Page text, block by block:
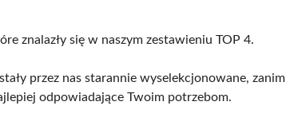
znalazły się w naszym zestawieniu TOP 4.
przez nas starannie wyselekcjonowane, zanim
odpowiadające Twoim potrzebom.